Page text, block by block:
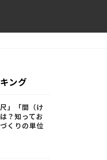
ング
尺」「間（け
？知ってお
くりの単位